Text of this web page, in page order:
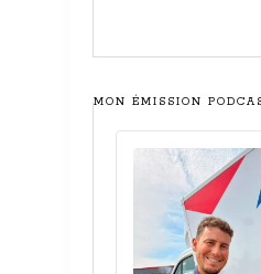
MON ÉMISSION